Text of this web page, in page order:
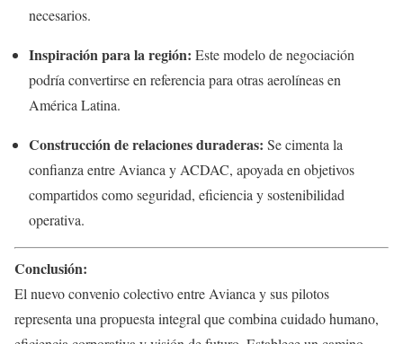
necesarios.
Inspiración para la región: Este modelo de negociación
podría convertirse en referencia para otras aerolíneas en
América Latina.
Construcción de relaciones duraderas: Se cimenta la
confianza entre Avianca y ACDAC, apoyada en objetivos
compartidos como seguridad, eficiencia y sostenibilidad
operativa.
Conclusión:
El nuevo convenio colectivo entre Avianca y sus pilotos
representa una propuesta integral que combina cuidado humano,